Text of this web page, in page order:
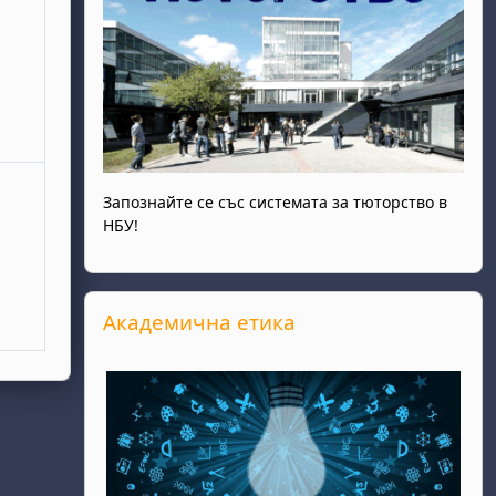
31 май
Запознайте се със системата за тюторство в
НБУ!
Прескочи Академична етика
Академична етика